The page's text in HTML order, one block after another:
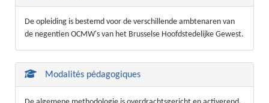
De opleiding is bestemd voor de verschillende ambtenaren van
de negentien OCMW's van het Brusselse Hoofdstedelijke Gewest.
Modalités pédagogiques